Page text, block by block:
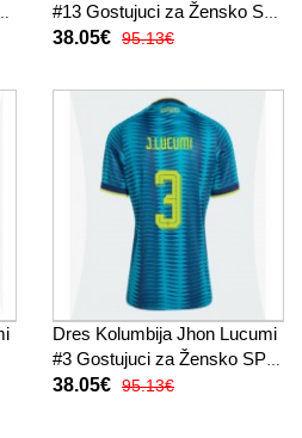
#13 Gostujuci za Žensko SP
2026 Kratak Rukav
38.05€ 95.13€
Dres Kolumbija Jhon Lucumi
#3 Gostujuci za Žensko SP
2026 Kratak Rukav
38.05€ 95.13€